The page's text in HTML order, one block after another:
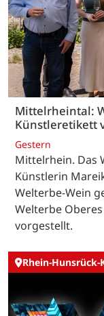
Mittelrheintal:
Künstleretikett
Gestern
Mittelrhein. Das
Künstlerin
Welterbe-Wein
Welterbe
vorgestellt.
Rhein-Hunsrück-